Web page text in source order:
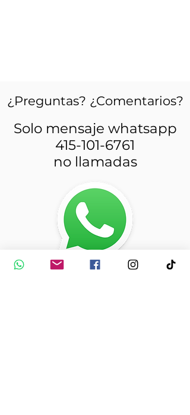
¿Preguntas? ¿Comentarios?
Solo mensaje whatsapp
415-101-6761
no llamadas